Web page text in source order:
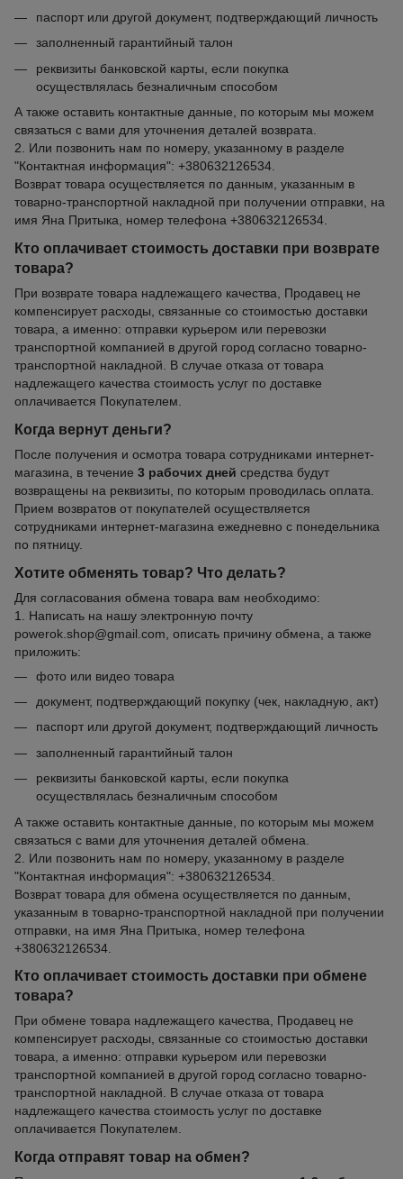
паспорт или другой документ, подтверждающий личность
заполненный гарантийный талон
реквизиты банковской карты, если покупка
осуществлялась безналичным способом
А также оставить контактные данные, по которым мы можем
связаться с вами для уточнения деталей возврата.
2. Или позвонить нам по номеру, указанному в разделе
"Контактная информация": +380632126534.
Возврат товара осуществляется по данным, указанным в
товарно-транспортной накладной при получении отправки, на
имя Яна Притыка, номер телефона +380632126534.
Кто оплачивает стоимость доставки при возврате
товара?
При возврате товара надлежащего качества, Продавец не
компенсирует расходы, связанные со стоимостью доставки
товара, а именно: отправки курьером или перевозки
транспортной компанией в другой город согласно товарно-
транспортной накладной. В случае отказа от товара
надлежащего качества стоимость услуг по доставке
оплачивается Покупателем.
Когда вернут деньги?
После получения и осмотра товара сотрудниками интернет-
магазина, в течение 3 рабочих дней средства будут
возвращены на реквизиты, по которым проводилась оплата.
Прием возвратов от покупателей осуществляется
сотрудниками интернет-магазина ежедневно с понедельника
по пятницу.
Хотите обменять товар? Что делать?
Для согласования обмена товара вам необходимо:
1. Написать на нашу электронную почту
powerok.shop@gmail.com, описать причину обмена, а также
приложить:
фото или видео товара
документ, подтверждающий покупку (чек, накладную, акт)
паспорт или другой документ, подтверждающий личность
заполненный гарантийный талон
реквизиты банковской карты, если покупка
осуществлялась безналичным способом
А также оставить контактные данные, по которым мы можем
связаться с вами для уточнения деталей обмена.
2. Или позвонить нам по номеру, указанному в разделе
"Контактная информация": +380632126534.
Возврат товара для обмена осуществляется по данным,
указанным в товарно-транспортной накладной при получении
отправки, на имя Яна Притыка, номер телефона
+380632126534.
Кто оплачивает стоимость доставки при обмене
товара?
При обмене товара надлежащего качества, Продавец не
компенсирует расходы, связанные со стоимостью доставки
товара, а именно: отправки курьером или перевозки
транспортной компанией в другой город согласно товарно-
транспортной накладной. В случае отказа от товара
надлежащего качества стоимость услуг по доставке
оплачивается Покупателем.
Когда отправят товар на обмен?